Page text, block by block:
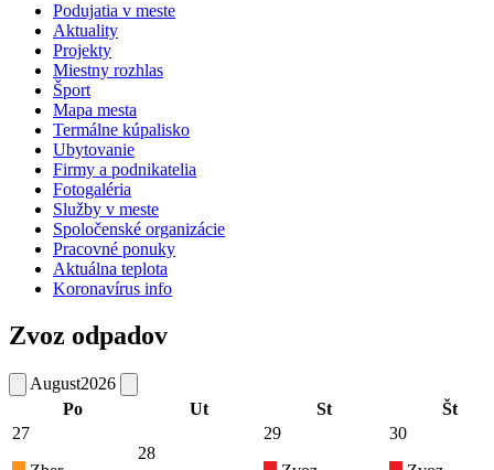
Podujatia v meste
Aktuality
Projekty
Miestny rozhlas
Šport
Mapa mesta
Termálne kúpalisko
Ubytovanie
Firmy a podnikatelia
Fotogaléria
Služby v meste
Spoločenské organizácie
Pracovné ponuky
Aktuálna teplota
Koronavírus info
Zvoz odpadov
August2026
Po
Ut St
Št
27
28
29
30